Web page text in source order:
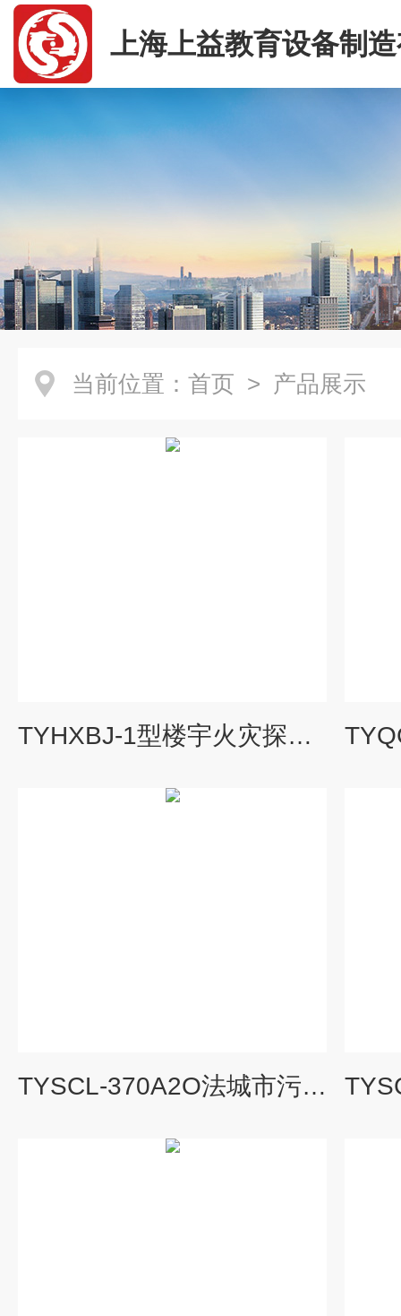
上海上益教育设备制
司
当前位置： 首页 > 产品展示
TYHXBJ-1型楼宇火灾探测与报警系统综合实训装置，楼宇自动化实训设备厂家
TYSCL-370A2O法城市污水处理模拟设备|水处理工程实验装置